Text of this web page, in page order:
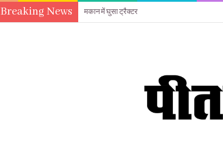
Breaking News मकान में घुसा ट्रैक्टर